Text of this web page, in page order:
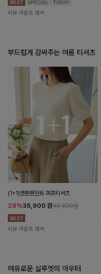
리뷰 카운트 영역
부드럽게 감싸주는 여름 티셔츠
(1+1)앤튼펜던트 퍼프티셔츠
28%35,900 원49,800원
리뷰 카운트 영역
여유로운 실루엣의 아우터